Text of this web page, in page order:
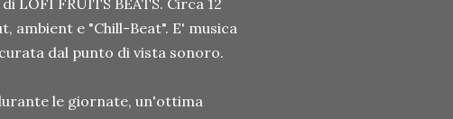
FRUITS BEATS. Circa 12
ambient e "Chill-Beat". E' musica
dal punto di vista sonoro.
le giornate, un'ottima